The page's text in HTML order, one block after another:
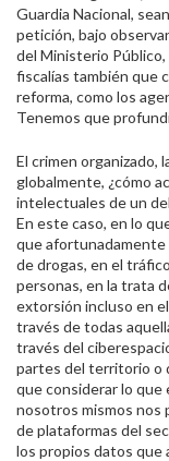
Guardia Nacional,
petición, bajo
del Ministerio
fiscalías también que
reforma, como los
Tenemos que
El crimen organizado,
globalmente, ¿cómo
intelectuales de un
En este caso, en lo
que
de drogas, en el
personas, en la trata
extorsión incluso en
través de todas
través del
partes del territorio o
que considerar lo que
nosotros mismos nos
de plataformas del
los propios datos que